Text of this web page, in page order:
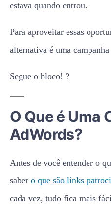
estava quando entrou.
Para aproveitar essas
alternativa é uma
Segue o bloco! ?
O Que é Uma
AdWords?
Antes de você entender o
saber o que são links
cada vez, tudo fica mais